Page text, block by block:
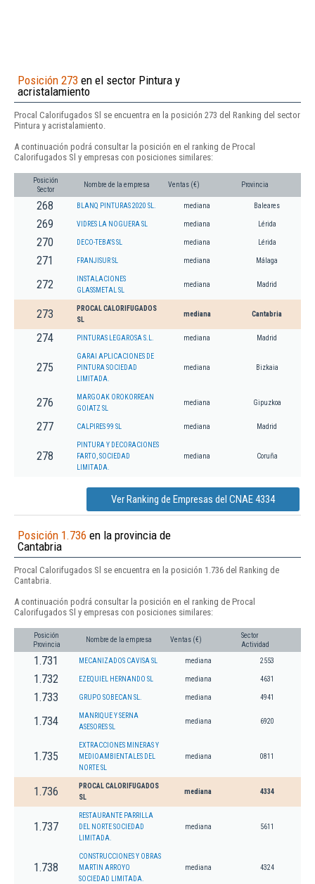
Posición 273 en el sector Pintura y
acristalamiento
Procal Calorifugados Sl se encuentra en la posición 273 del Ranking del sector
Pintura y acristalamiento.
A continuación podrá consultar la posición en el ranking de Procal
Calorifugados Sl y empresas con posiciones similares:
Posición
Sector
Nombre de la empresa Ventas (€) Provincia
268 BLANQ PINTURAS 2020 SL. mediana Baleares
269 VIDRES LA NOGUERA SL mediana Lérida
270 DECO-TEBA'S SL mediana Lérida
271 FRANJISUR SL mediana Málaga
272
INSTALACIONES
GLASSMETAL SL
mediana Madrid
273
PROCAL CALORIFUGADOS
SL
mediana Cantabria
274 PINTURAS LEGAROSA S.L. mediana Madrid
275
GARAI APLICACIONES DE
PINTURA SOCIEDAD
LIMITADA.
mediana Bizkaia
276
MARGOAK OROKORREAN
GOIATZ SL
mediana Gipuzkoa
277 CALPIRES 99 SL mediana Madrid
278
PINTURA Y DECORACIONES
FARTO, SOCIEDAD
LIMITADA.
mediana Coruña
Ver Ranking de Empresas del CNAE 4334
Posición 1.736 en la provincia de
Cantabria
Procal Calorifugados Sl se encuentra en la posición 1.736 del Ranking de
Cantabria.
A continuación podrá consultar la posición en el ranking de Procal
Calorifugados Sl y empresas con posiciones similares:
Posición
Provincia
Nombre de la empresa Ventas (€)
Sector
Actividad
1.731 MECANIZADOS CAVISA SL mediana 2553
1.732 EZEQUIEL HERNANDO SL mediana 4631
1.733 GRUPO SOBECAN SL. mediana 4941
1.734
MANRIQUE Y SERNA
ASESORES SL
mediana 6920
1.735
EXTRACCIONES MINERAS Y
MEDIOAMBIENTALES DEL
NORTE SL
mediana 0811
1.736
PROCAL CALORIFUGADOS
SL
mediana 4334
1.737
RESTAURANTE PARRILLA
DEL NORTE SOCIEDAD
LIMITADA.
mediana 5611
1.738
CONSTRUCCIONES Y OBRAS
MARTIN ARROYO
SOCIEDAD LIMITADA.
mediana 4324